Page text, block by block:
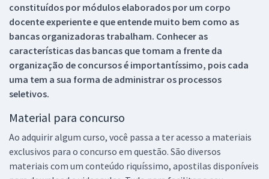
constituídos por módulos elaborados por um corpo
docente experiente e que entende muito bem como as
bancas organizadoras trabalham. Conhecer as
características das bancas que tomam a frente da
organização de concursos é importantíssimo, pois cada
uma tem a sua forma de administrar os processos
seletivos.
Material para concurso
Ao adquirir algum curso, você passa a ter acesso a materiais
exclusivos para o concurso em questão. São diversos
materiais com um conteúdo riquíssimo, apostilas disponíveis